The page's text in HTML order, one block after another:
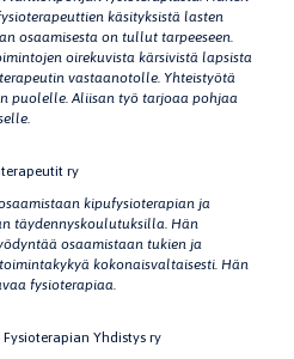
käsityksistä lasten
osaamisesta on tullut tarpeeseen.
oirekuvista kärsivistä lapsista
vastaanotolle. Yhteistyötä
puolelle. Aliisan työ tarjoaa pohjaa
ry
kipufysioterapian ja
täydennyskoulutuksilla. Hän
osaamistaan tukien ja
kokonaisvaltaisesti. Hän
fysioterapiaa.
Yhdistys ry